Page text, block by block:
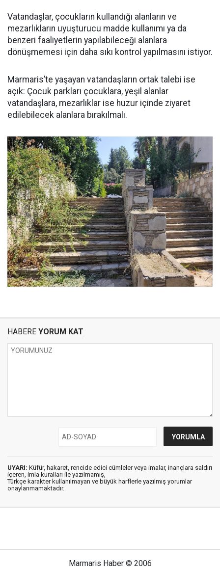
Vatandaşlar, çocukların kullandığı alanların ve
mezarlıkların uyuşturucu madde kullanımı ya da
benzeri faaliyetlerin yapılabileceği alanlara
dönüşmemesi için daha sıkı kontrol yapılmasını istiyor.
Marmaris’te yaşayan vatandaşların ortak talebi ise
açık: Çocuk parkları çocuklara, yeşil alanlar
vatandaşlara, mezarlıklar ise huzur içinde ziyaret
edilebilecek alanlara bırakılmalı.
HABERE YORUM KAT
UYARI: Küfür, hakaret, rencide edici cümleler veya imalar, inançlara saldırı
içeren, imla kuralları ile yazılmamış,
Türkçe karakter kullanılmayan ve büyük harflerle yazılmış yorumlar
onaylanmamaktadır.
Marmaris Haber © 2006